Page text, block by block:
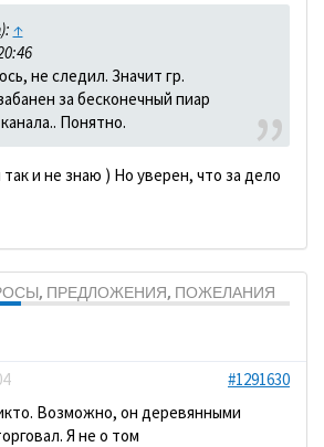
↑
не следил. Значит гр.
за бесконечный пиар
Понятно.
и не знаю ) Но уверен, что за дело
ПРЕДЛОЖЕНИЯ, ПОЖЕЛАНИЯ
#1291630
Возможно, он деревянными
Я не о том